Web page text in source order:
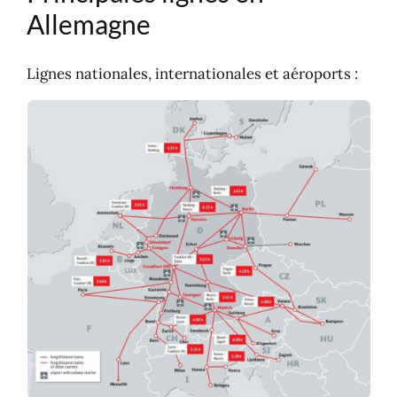
Allemagne
Lignes nationales, internationales et aéroports :